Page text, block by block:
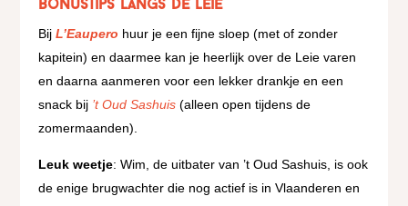
Bonustips langs de Leie
BijL’Eaupero huur je een fijne sloep (met of zonder
kapitein) en daarmee kan je heerlijk over de Leie varen
en daarna aanmeren voor een lekker drankje en een
snack bij ’t Oud Sashuis (alleen open tijdens de
zomermaanden).
Leuk weetje: Wim, de uitbater van ’t Oud Sashuis, is ook
de enige brugwachter die nog actief is in Vlaanderen en